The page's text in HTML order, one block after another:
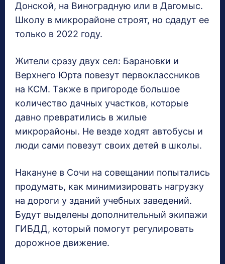
Донской, на Виноградную или в Дагомыс.
Школу в микрорайоне строят, но сдадут ее
только в 2022 году.
Жители сразу двух сел: Барановки и
Верхнего Юрта повезут первоклассников
на КСМ. Также в пригороде большое
количество дачных участков, которые
давно превратились в жилые
микрорайоны. Не везде ходят автобусы и
люди сами повезут своих детей в школы.
Накануне в Сочи на совещании попытались
продумать, как минимизировать нагрузку
на дороги у зданий учебных заведений.
Будут выделены дополнительный экипажи
ГИБДД, который помогут регулировать
дорожное движение.